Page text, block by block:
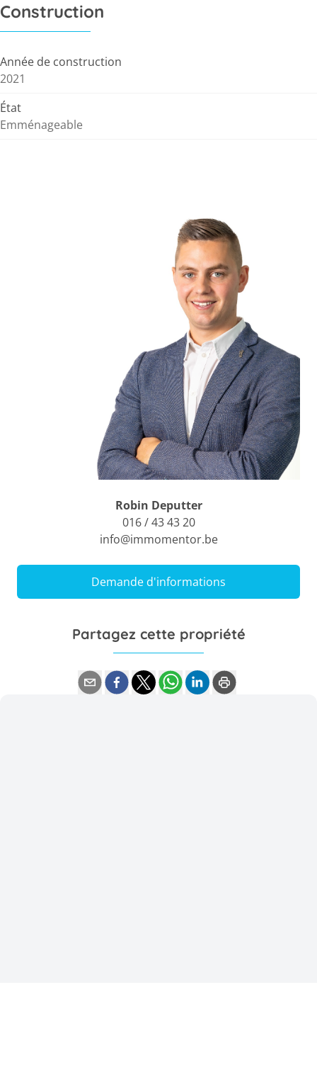
Construction
Année de construction
2021
État
Emménageable
Robin Deputter
016 / 43 43 20
info@immomentor.be
Demande d'informations
Partagez cette propriété